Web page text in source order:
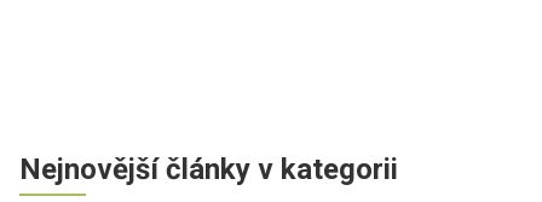
Nejnovější články v kategorii